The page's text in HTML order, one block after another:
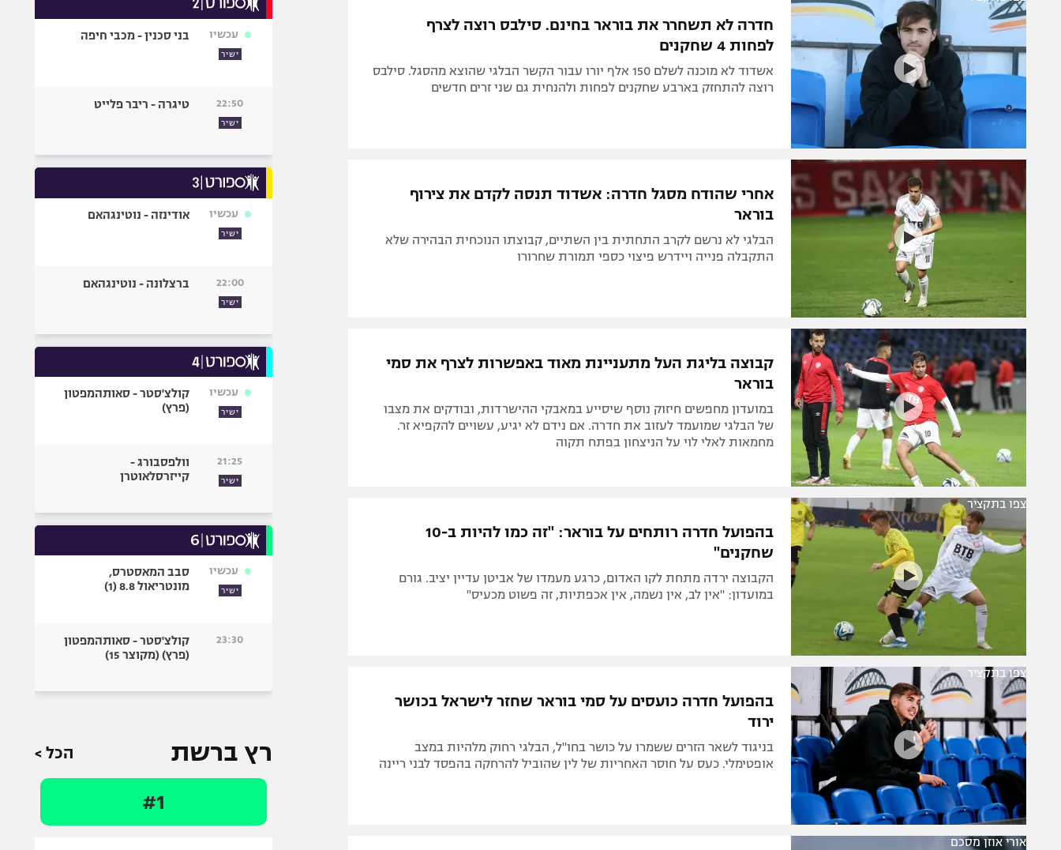
תקנון משתתפים וזוכים בפרסים
תקנון עבור פעילות אלקטרה
תקנון עבור פעילות ספורט 1 – "מרלן"
טניס
גיימינג E-Sports
תנאי שימוש
מדיניות פרטיות
תקנון פעילות ספורט 1
רשיון להקרנה פומבית לבית עסק
הצטרפות לחבילת הערוצים
לוח דרושים – ג'ובנט
תגיות
המגזין
הפועל חיפה
הפועל באר שבע
מכבי נתניה
ספורט מוטורי
בייסבול MLB
גיימינג E-Sports
חדרה לא תשחרר את בוראר בחינם. סילבס רוצה לצרף
לפחות 4 שחקנים
אשדוד לא מוכנה לשלם 150 אלף יורו עבור הקשר הבלגי שהוצא מהסגל. סילבס
רוצה להתחזק בארבע שחקנים לפחות ולהנחית גם שני זרים חדשים
אחרי שהודח מסגל חדרה: אשדוד תנסה לקדם את צירוף
בוראר
הבלגי לא נרשם לקרב התחתית בין השתיים, קבוצתו הנוכחית הבהירה שלא
התקבלה פנייה ויידרש פיצוי כספי תמורת שחרורו
קבוצה בליגת העל מתעניינת מאוד באפשרות לצרף את סמי
בוראר
במועדון מחפשים חיזוק נוסף שיסייע במאבקי ההישרדות, ובודקים את מצבו
של הבלגי שמועמד לעזוב את חדרה. אם נידם לא יגיע, עשויים להקפיא זר.
מחמאות לאלי לוי על הניצחון בפתח תקוה
צפו בתקציר
בהפועל חדרה רותחים על בוראר: "זה כמו להיות ב-10
שחקנים"
הקבוצה ירדה מתחת לקו האדום, כרגע מעמדו של אביטן עדיין יציב. גורם
במועדון: "אין לב, אין נשמה, אין אכפתיות, זה פשוט מכעיס"
צפו בתקציר
בהפועל חדרה כועסים על סמי בוראר שחזר לישראל בכושר
ירוד
בניגוד לשאר הזרים ששמרו על כושר בחו"ל, הבלגי רחוק מלהיות במצב
אופטימלי. כעס על חוסר האחריות של לין שהוביל להרחקה בהפסד לבני ריינה
אורי אוזן מסכם
עכשיו
ישיר
בני סכנין - מכבי חיפה
22:50
ישיר
טיגרה - ריבר פלייט
עכשיו
ישיר
אודינזה - נוטינגהאם
22:00
ישיר
ברצלונה - נוטינגהאם
עכשיו
ישיר
קולצ'סטר - סאותהמפטון
(פרץ)
21:25
ישיר
וולפסבורג -
קייזרסלאוטרן
עכשיו
ישיר
סבב המאסטרס,
מונטריאול 8.8 (1)
23:30
קולצ'סטר - סאותהמפטון
(פרץ) (מקוצר 15)
רץ ברשת הכל >
#1